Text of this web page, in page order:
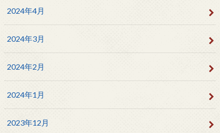
2024年4月
2024年3月
2024年2月
2024年1月
2023年12月